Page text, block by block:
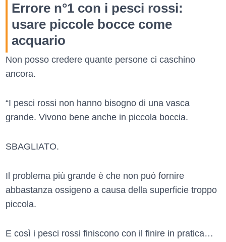
Errore n°1 con i pesci rossi:
usare piccole bocce come
acquario
Non posso credere quante persone ci caschino
ancora.
“I pesci rossi non hanno bisogno di una vasca
grande. Vivono bene anche in piccola boccia.
SBAGLIATO.
Il problema più grande è che non può fornire
abbastanza ossigeno a causa della superficie troppo
piccola.
E così i pesci rossi finiscono con il finire in pratica…